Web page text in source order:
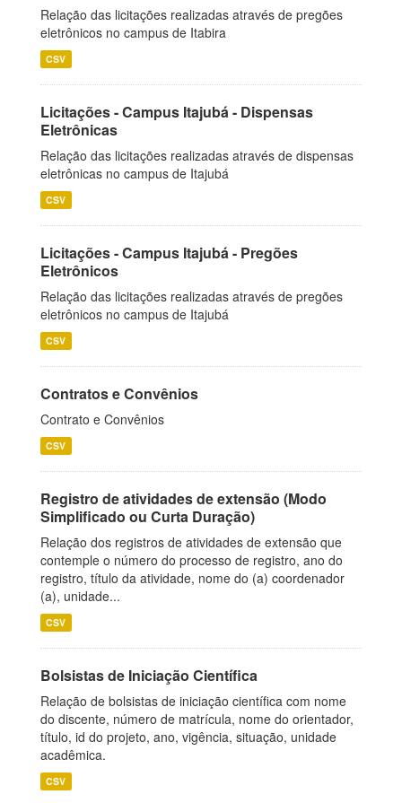
Relação das licitações realizadas através de pregões
eletrônicos no campus de Itabira
CSV
Licitações - Campus Itajubá - Dispensas
Eletrônicas
Relação das licitações realizadas através de dispensas
eletrônicas no campus de Itajubá
CSV
Licitações - Campus Itajubá - Pregões
Eletrônicos
Relação das licitações realizadas através de pregões
eletrônicos no campus de Itajubá
CSV
Contratos e Convênios
Contrato e Convênios
CSV
Registro de atividades de extensão (Modo
Simplificado ou Curta Duração)
Relação dos registros de atividades de extensão que
contemple o número do processo de registro, ano do
registro, título da atividade, nome do (a) coordenador
(a), unidade...
CSV
Bolsistas de Iniciação Científica
Relação de bolsistas de iniciação científica com nome
do discente, número de matrícula, nome do orientador,
título, id do projeto, ano, vigência, situação, unidade
acadêmica.
CSV